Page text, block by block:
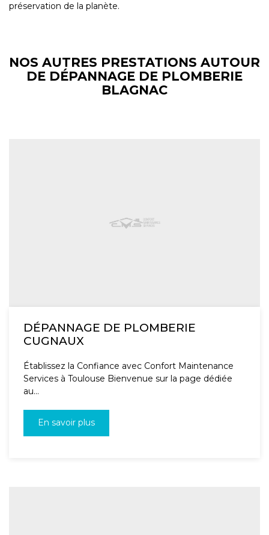
préservation de la planète.
NOS AUTRES PRESTATIONS AUTOUR
DE DÉPANNAGE DE PLOMBERIE
BLAGNAC
DÉPANNAGE DE PLOMBERIE
CUGNAUX
Établissez la Confiance avec Confort Maintenance
Services à Toulouse Bienvenue sur la page dédiée
au...
En savoir plus